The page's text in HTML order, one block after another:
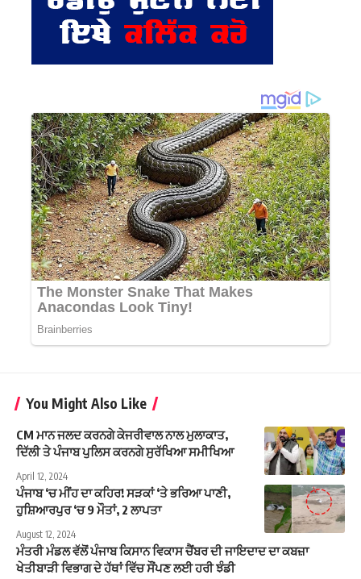
You Might Also Like
CM ਮਾਨ ਜਲਦ ਕਰਨਗੇ ਕੇਜਰੀਵਾਲ ਨਾਲ ਮੁਲਾਕਾਤ,
ਦਿੱਲੀ ਤੇ ਪੰਜਾਬ ਪੁਲਿਸ ਕਰਨਗੇ ਸੁਰੱਖਿਆ ਸਮੀਖਿਆ
April 12, 2024
ਪੰਜਾਬ ‘ਚ ਮੀਂਹ ਦਾ ਕਹਿਰ! ਸੜਕਾਂ ‘ਤੇ ਭਰਿਆ ਪਾਣੀ,
ਹੁਸ਼ਿਆਰਪੁਰ ‘ਚ 9 ਮੌਤਾਂ, 2 ਲਾਪਤਾ
August 12, 2024
ਮੰਤਰੀ ਮੰਡਲ ਵੱਲੋਂ ਪੰਜਾਬ ਕਿਸਾਨ ਵਿਕਾਸ ਚੈਂਬਰ ਦੀ ਜਾਇਦਾਦ ਦਾ ਕਬਜ਼ਾ
ਖੇਤੀਬਾੜੀ ਵਿਭਾਗ ਦੇ ਹੱਥਾਂ ਵਿੱਚ ਸੌਂਪਣ ਲਈ ਹਰੀ ਝੰਡੀ